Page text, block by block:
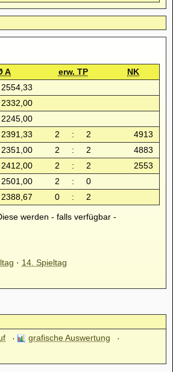
A erw. TP
NK
2554,33
2332,00
2245,00
2391,33 2 : 2
4913
2351,00 2 : 2
4883
2412,00 2 : 2
2553
2501,00 2 :
0
2388,67 0 : 2
werden - falls verfügbar -
· 14. Spieltag
grafische Auswertung